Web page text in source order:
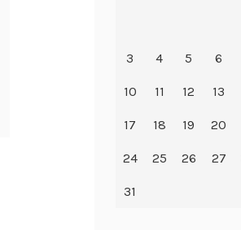
3 4 5 6
10 11 12 13
17 18 19 20
24 25 26 27
31